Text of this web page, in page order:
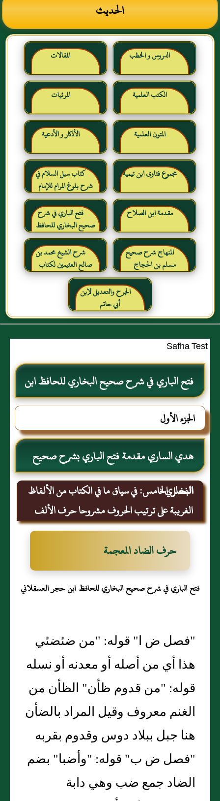
الحديث
الدروس و الخطب المقالات
الكتب العلمية المرئيات
المتون العلمية الأذكار و الأدعية
مجموع فتاوى ابن تيمية
كتاب سبل السلام في
شرح بلوغ المرام للإمام
الصنعاني رحمه الله
مقدمة ابن الصلاح
فتح الباري في شرح
صحيح البخاري للحافظ
ابن حجر العسقلاني
المنهاج شرح صحيح
مسلم بن الحجاج
شرح الشيخ محمد بن
صالح العثيمين لكتاب
رياض الصالحين للإمام
النووي رحمهم الله تعالىالجرح والتعديل لإبن
أبي حاتم
Safha Test
فتح الباري في شرح صحيح البخاري للحافظ ابن
حجر العسقلاني
الجزء الأول
هدي الساري مقدمة فتح الباري بشرح صحيح
البخاري
الفصل الخامس: في سياق ما في الكتاب من الألفاظ
الغريبة على ترتيب الحروف مشروحا حرف الألف
حرف الضاد المعجمة
فتح الباري في شرح صحيح البخاري للحافظ ابن حجر العسقلاني
"فصل ض ا" قوله: "من ضئضئي
هذا أي من أصله أو معدنه أو نسله
قوله: "من قدوم ظأن" الظأن من
الغنم معروف وقيل المراد بالضأن
هنا جبل ببلاد دوس وقدوم بقربه
"فصل ض ب" قوله: "وأضبا" بضم
الضاد جمع ضب وهي دابة